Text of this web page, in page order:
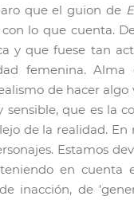
que el guion de
lo que cuenta.
y que fuese tan
femenina.
de hacer
que es la
de la realidad. En
Estamos
en cuenta
inacción, de